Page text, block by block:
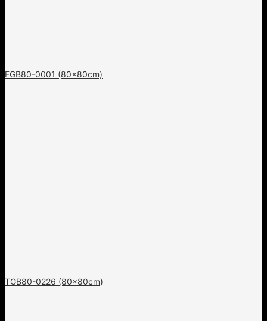
FGB80-0001 (80x80cm)
TGB80-0226 (80x80cm)